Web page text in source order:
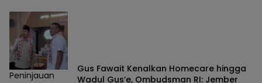
Peninjauan
Gus Fawait Kenalkan Homecare hingga
Wadul Gus’e, Ombudsman RI: Jember